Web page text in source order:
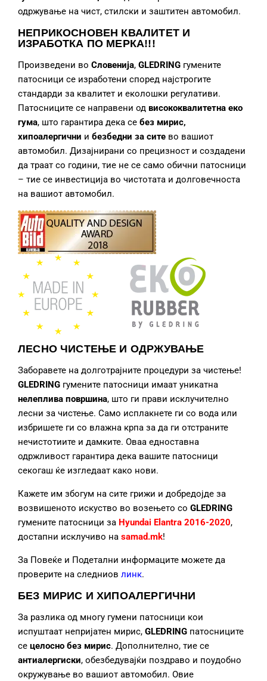
одржување на чист, стилски и заштитен автомобил.
НЕПРИКОСНОВЕН КВАЛИТЕТ И
ИЗРАБОТКА ПО МЕРКА!!!
Произведени во Словенија, GLEDRING гумените
патосници се изработени според најстрогите
стандарди за квалитет и еколошки регулативи.
Патосниците се направени од висококвалитетна еко
гума, што гарантира дека се без мирис,
хипоалергични и безбедни за сите во вашиот
автомобил. Дизајнирани со прецизност и создадени
да траат со години, тие не се само обични патосници
– тие се инвестиција во чистотата и долговечноста
на вашиот автомобил.
ЛЕСНО ЧИСТЕЊЕ И ОДРЖУВАЊЕ
Заборавете на долготрајните процедури за чистење!
GLEDRING гумените патосници имаат уникатна
нелеплива површина, што ги прави исклучително
лесни за чистење. Само исплакнете ги со вода или
избришете ги со влажна крпа за да ги отстраните
нечистотиите и дамките. Оваа едноставна
одржливост гарантира дека вашите патосници
секогаш ќе изгледаат како нови.
Кажете им збогум на сите грижи и добредојде за
возвишеното искуство во возењето со GLEDRING
гумените патосници за Hyundai Elantra 2016-2020,
достапни исклучиво на samad.mk!
За Повеќе и Подетални информаците можете да
проверите на следниов линк.
БЕЗ МИРИС И ХИПОАЛЕРГИЧНИ
За разлика од многу гумени патосници кои
испуштаат непријатен мирис, GLEDRING патосниците
се целосно без мирис. Дополнително, тие се
антиалергиски, обезбедувајќи поздраво и поудобно
окружување во вашиот автомобил. Овие